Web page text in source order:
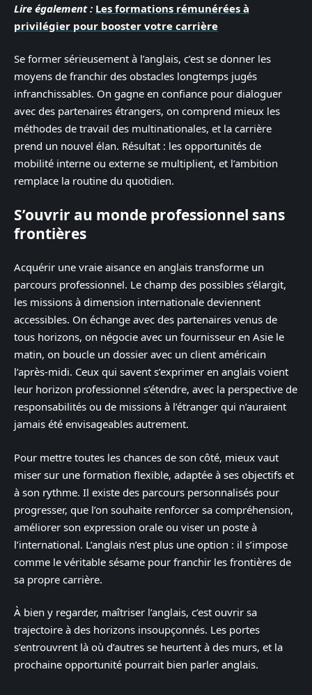
Lire également : Les formations rémunérées à
privilégier pour booster votre carrière
Se former sérieusement à l’anglais, c’est se donner les
moyens de franchir des obstacles longtemps jugés
infranchissables. On gagne en confiance pour dialoguer
avec des partenaires étrangers, on comprend mieux les
méthodes de travail des multinationales, et la carrière
prend un nouvel élan. Résultat : les opportunités de
mobilité interne ou externe se multiplient, et l’ambition
remplace la routine du quotidien.
S’ouvrir au monde professionnel sans
frontières
Acquérir une vraie aisance en anglais transforme un
parcours professionnel. Le champ des possibles s’élargit,
les missions à dimension internationale deviennent
accessibles. On échange avec des partenaires venus de
tous horizons, on négocie avec un fournisseur en Asie le
matin, on boucle un dossier avec un client américain
l’après-midi. Ceux qui savent s’exprimer en anglais voient
leur horizon professionnel s’étendre, avec la perspective de
responsabilités ou de missions à l’étranger qui n’auraient
jamais été envisageables autrement.
Pour mettre toutes les chances de son côté, mieux vaut
miser sur une formation flexible, adaptée à ses objectifs et
à son rythme. Il existe des parcours personnalisés pour
progresser, que l’on souhaite renforcer sa compréhension,
améliorer son expression orale ou viser un poste à
l’international. L’anglais n’est plus une option : il s’impose
comme le véritable sésame pour franchir les frontières de
sa propre carrière.
À bien y regarder, maîtriser l’anglais, c’est ouvrir sa
trajectoire à des horizons insoupçonnés. Les portes
s’entrouvrent là où d’autres se heurtent à des murs, et la
prochaine opportunité pourrait bien parler anglais.